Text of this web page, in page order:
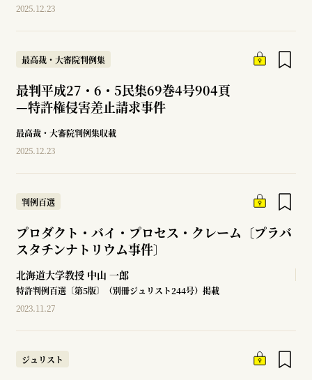
2025.12.23
最高裁・大審院判例集
最判平成27・6・5民集69巻4号904頁
—特許権侵害差止請求事件
最高裁・大審院判例集収載
2025.12.23
判例百選
プロダクト・バイ・プロセス・クレーム〔プラバ
スタチンナトリウム事件〕
北海道大学教授 中山 一郎
特許判例百選〔第5版〕（別冊ジュリスト244号）掲載
2023.11.27
ジュリスト